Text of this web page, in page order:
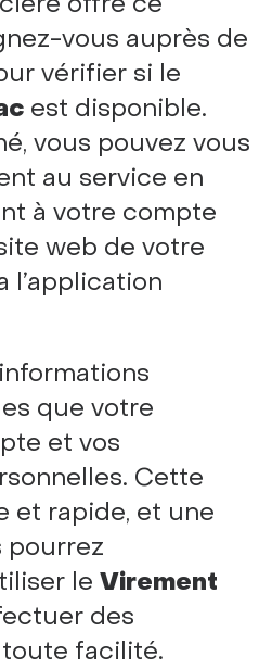
vous auprès de
vérifier si le
est disponible.
vous pouvez vous
au service en
à votre compte
web de votre
l’application
que votre
et vos
Cette
et rapide, et une
pourrez
le Virement
des
facilité.